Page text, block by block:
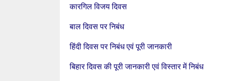
कारगिल विजय दिवस
बाल दिवस पर निबंध
हिंदी दिवस पर निबंध एवं पूरी जानकारी
बिहार दिवस की पूरी जानकारी एवं विस्तार में निबंध